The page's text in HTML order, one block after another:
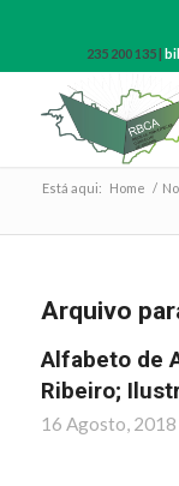
235 200 135 |
Está aqui: Home /
Arquivo
Alfabeto de
Ribeiro;
16 Agosto, 2018